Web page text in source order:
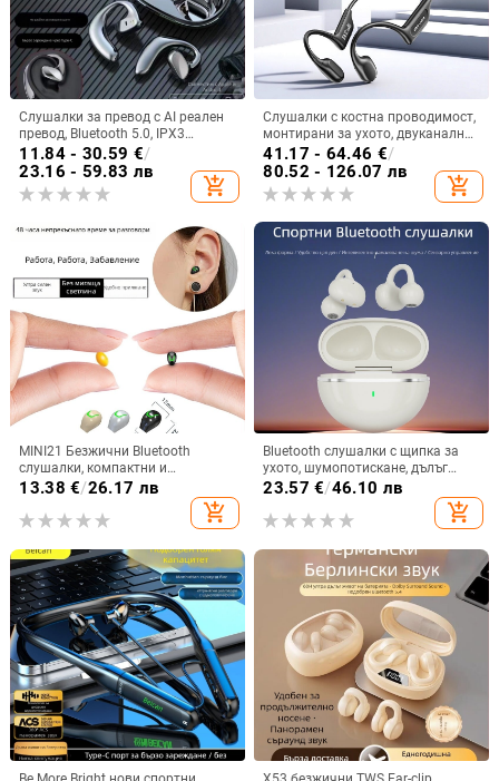
Слушалки за превод с AI реален
превод, Bluetooth 5.0, IPX3
водоустойчиви, обхват 15 м, 4–8
ч живот на батерията
11.84 - 30.59 €/
23.16 - 59.83 лв
add_shopping_cart
Слушалки с костна проводимост,
монтирани за ухото, двуканално
стерео, Bluetooth 6.0, автономия
над 8 часа
41.17 - 64.46 €/
80.52 - 126.07 лв
add_shopping_cart
MINI21 Безжични Bluetooth
слушалки, компактни и
невидими, едноухи за бягане и
спорт, висококачествен звук,
модел 2025
13.38 €/26.17 лв
add_shopping_cart
Bluetooth слушалки с щипка за
ухото, шумопотискане, дълъг
живот на батерията >8 ч, стерео
звук, обхват 10 м, Bluetooth 5.4
23.57 €/46.10 лв
add_shopping_cart